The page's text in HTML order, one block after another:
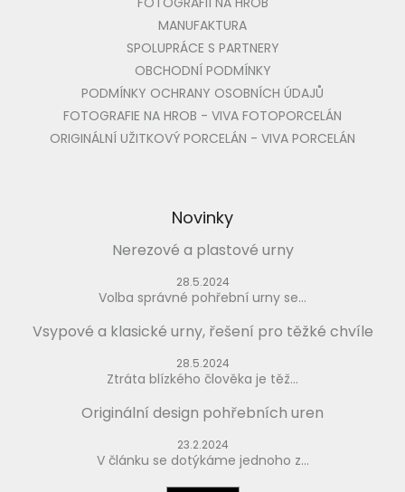
MANUFAKTURA
SPOLUPRÁCE S PARTNERY
OBCHODNÍ PODMÍNKY
PODMÍNKY OCHRANY OSOBNÍCH ÚDAJŮ
FOTOGRAFIE NA HROB - VIVA FOTOPORCELÁN
ORIGINÁLNÍ UŽITKOVÝ PORCELÁN - VIVA PORCELÁN
Novinky
Nerezové a plastové urny
28.5.2024
Volba správné pohřební urny se...
Vsypové a klasické urny, řešení pro těžké chvíle
28.5.2024
Ztráta blízkého člověka je těž...
Originální design pohřebních uren
23.2.2024
V článku se dotýkáme jednoho z...